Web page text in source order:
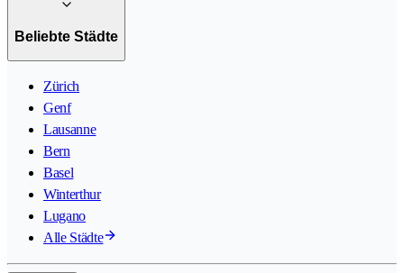
Beliebte Städte
Zürich
Genf
Lausanne
Bern
Basel
Winterthur
Lugano
Alle Städte